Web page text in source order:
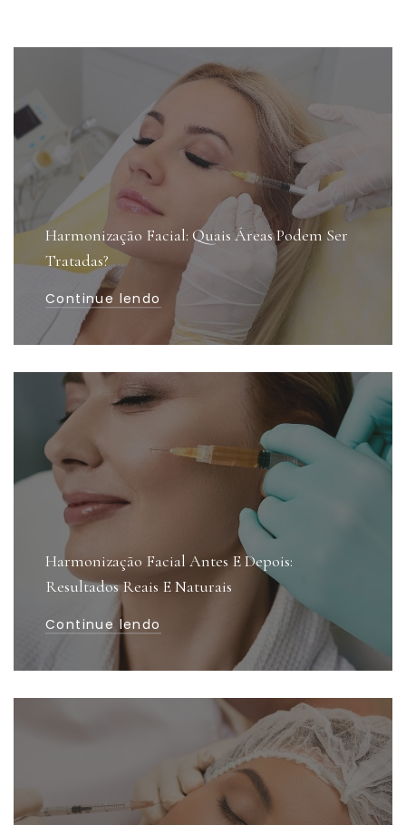
Harmonização Facial: Quais Áreas Podem Ser
Tratadas?
Continue lendo
Harmonização Facial Antes E Depois:
Resultados Reais E Naturais
Continue lendo